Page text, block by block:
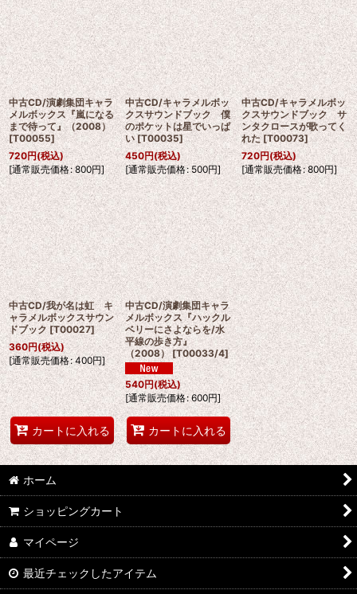
中古CD/演劇集団キャラ
メルボックス『嵐になる
まで待って』（2008）
[T00055]
720円(税込)
[通常販売価格: 800円]
中古CD/キャラメルボッ
クスサウンドブック 僕
のポケットは星でいっぱ
い [T00035]
450円(税込)
[通常販売価格: 500円]
中古CD/キャラメルボッ
クスサウンドブック サ
ンタクロースが歌ってく
れた [T00073]
720円(税込)
[通常販売価格: 800円]
中古CD/我が名は虹 キ
ャラメルボックスサウン
ドブック [T00027]
360円(税込)
[通常販売価格: 400円]
カートに入れる
中古CD/演劇集団キャラ
メルボックス『ハックル
ベリーにさよならを/水
平線の歩き方』
（2008） [T00033/4]
540円(税込)
[通常販売価格: 600円]
カートに入れる
ホーム
ショッピングカート
マイページ
最近チェックしたアイテム